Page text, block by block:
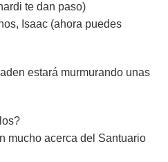
te dan paso)
Isaac (ahora puedes
estará murmurando unas
mucho acerca del Santuario